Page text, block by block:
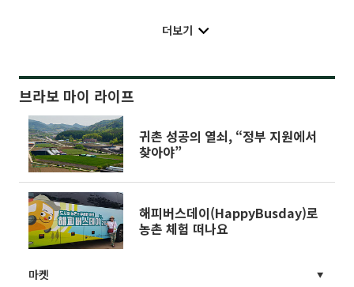
더보기
브라보 마이 라이프
귀촌 성공의 열쇠, “정부 지원에서
찾아야”
해피버스데이(HappyBusday)로
농촌 체험 떠나요
마켓